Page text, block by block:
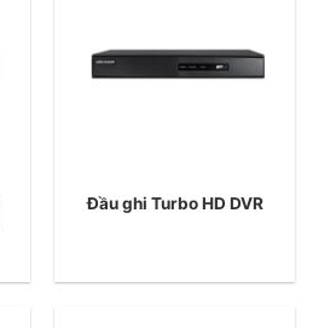
Đầu ghi Turbo HD DVR